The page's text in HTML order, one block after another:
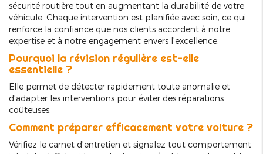
sécurité routière tout en augmentant la durabilité de votre
véhicule. Chaque intervention est planifiée avec soin, ce qui
renforce la confiance que nos clients accordent à notre
expertise et à notre engagement envers l'excellence.
Pourquoi la révision régulière est-elle
essentielle ?
Elle permet de détecter rapidement toute anomalie et
d'adapter les interventions pour éviter des réparations
coûteuses.
Comment préparer efficacement votre voiture ?
Vérifiez le carnet d'entretien et signalez tout comportement